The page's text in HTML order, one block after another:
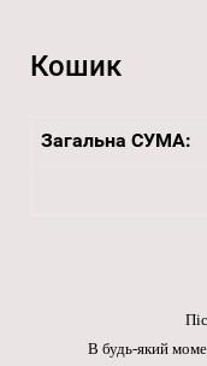
Кошик
Загальна СУМА:
В будь-який